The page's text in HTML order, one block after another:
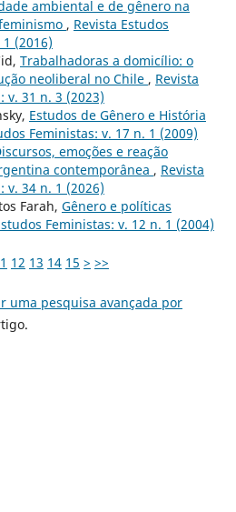
ambiental e de gênero na
, Revista Estudos
(2016)
Trabalhadoras a domicílio: o
neoliberal no Chile , Revista
v. 31 n. 3 (2023)
Estudos de Gênero e História
Feministas: v. 17 n. 1 (2009)
emoções e reação
contemporânea , Revista
v. 34 n. 1 (2026)
Farah, Gênero e políticas
Feministas: v. 12 n. 1 (2004)
12 13 14 15 > >>
uma pesquisa avançada por